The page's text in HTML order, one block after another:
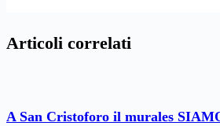
Articoli correlati
A San Cristoforo il murales